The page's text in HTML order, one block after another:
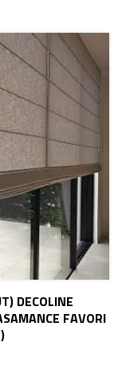
DECOLINE
FAVORI